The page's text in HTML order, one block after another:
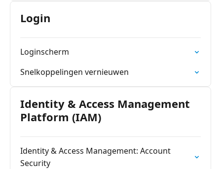
Login
Loginscherm
Snelkoppelingen vernieuwen
Identity & Access Management
Platform (IAM)
Identity & Access Management: Account
Security